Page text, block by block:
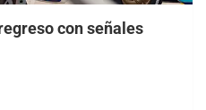
con señales